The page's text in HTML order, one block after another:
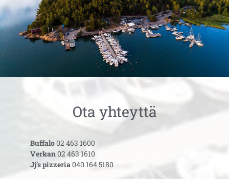
Ota yhteyttä
Buffalo02 463 1600
Verkan02 463 1610
Jj’s pizzeria040 164 5180